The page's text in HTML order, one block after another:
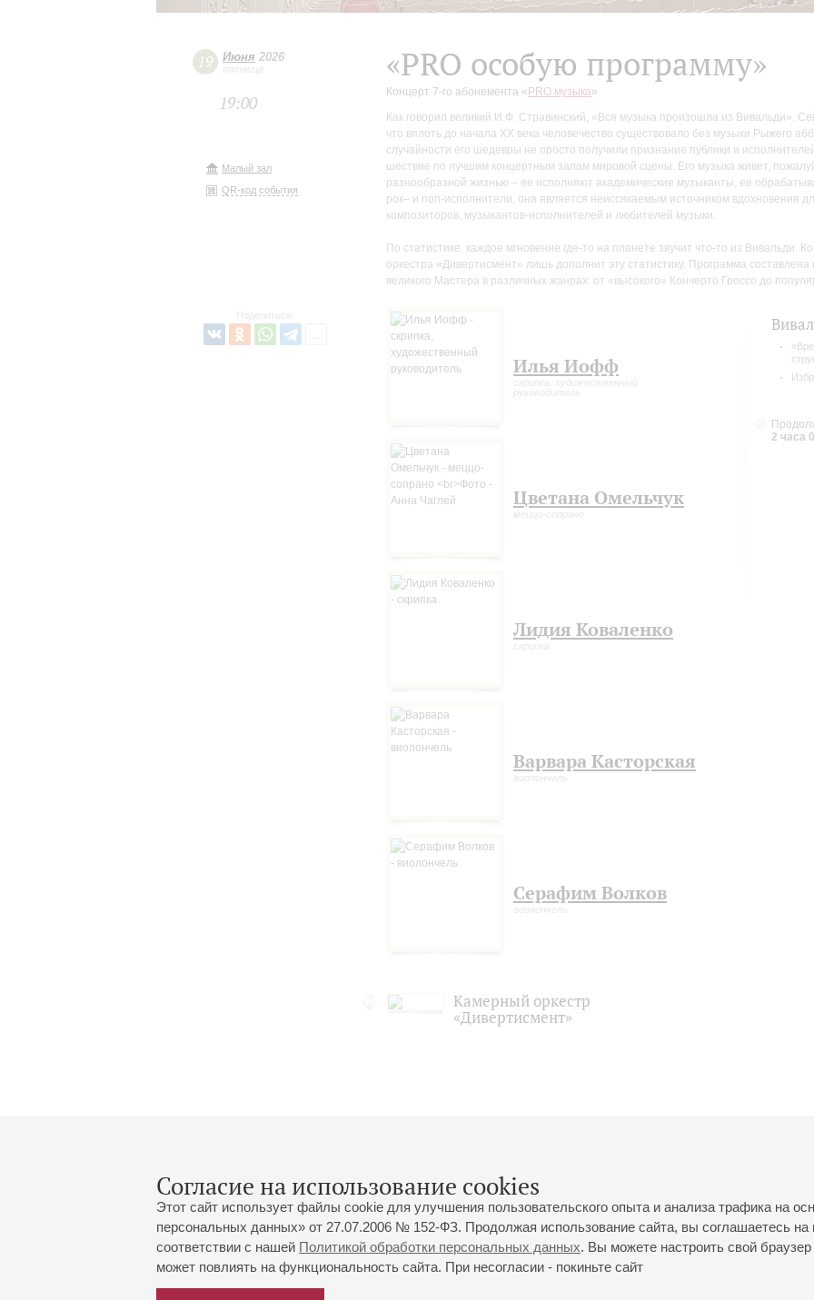
Согласие на использование cookies
Этот сайт использует файлы cookie для улучшения пользовательского опыта и анализа трафика на
персональных данных» от 27.07.2006 № 152-ФЗ. Продолжая использование сайта, вы соглашаетесь
соответствии с нашей Политикой обработки персональных данных. Вы можете настроить свой
может повлиять на функциональность сайта. При несогласии - покиньте сайт
19 Июня 2026
пятница
19:00
Малый зал
QR-код события
Поделиться:
«PRO особую программу»
Концерт 7-го абонемента « PRO музыка»
Как говорил великий И.Ф. Стравинский, «Вся музыка произошла из Вивальди».
что вплоть до начала ХХ века человечество существовало без музыки Рыжего
случайности его шедевры не просто получили признание публики и
шествие по лучшим концертным залам мировой сцены. Его музыка живет,
разнообразной жизнью – ее исполняют академические музыканты, ее
рок– и поп-исполнители, она является неиссякаемым источником вдохновения
композиторов, музыкантов-исполнителей и любителей музыки.
По статистике, каждое мгновение где-то на планете звучит что-то из Вивальди.
оркестра «Дивертисмент» лишь дополнит эту статистику. Программа
великого Мастера в различных жанрах: от «высокого» Кончерто Гроссо до
Илья Иофф
скрипка, художественный
руководитель
Цветана Омельчук
меццо-сопрано
Лидия Коваленко
скрипка
Варвара Касторская
виолончель
Серафим Волков
виолончель
Камерный оркестр
«Дивертисмент»
2 часа
Большой зал:
191186, Санкт-Петербург, Михайловская ул., 2
Часы работы кассы Большого зала: с 11:00 до 20:30